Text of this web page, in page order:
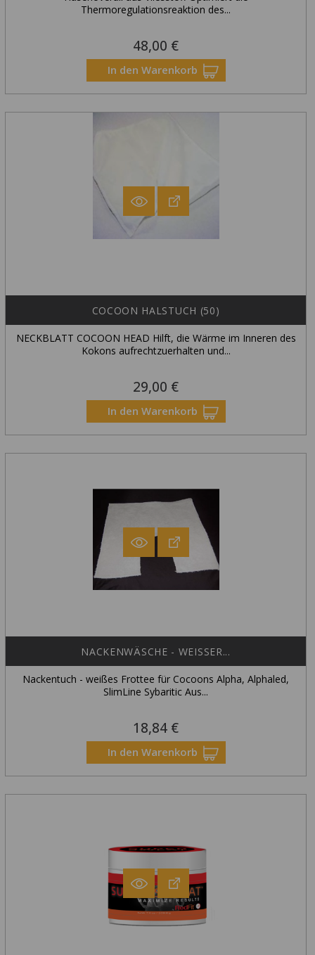
Nur Online Erhältlich
Thermoregulationsreaktion des...
Preis
48,00 €
In den Warenkorb
COCOON HALSTUCH (50)
NECKBLATT COCOON HEAD Hilft, die Wärme im Inneren des
Kokons aufrechtzuerhalten und...
Preis
29,00 €
In den Warenkorb
NACKENWÄSCHE - WEISSER...
Nackentuch - weißes Frottee für Cocoons Alpha, Alphaled,
SlimLine Sybaritic Aus...
Preis
18,84 €
In den Warenkorb